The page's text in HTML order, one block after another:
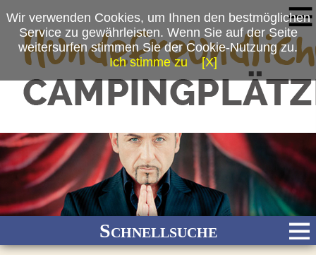
Schnellsuche
Wir verwenden Cookies, um Ihnen den bestmöglichen
Service zu gewährleisten. Wenn Sie auf der Seite
weitersurfen stimmen Sie der Cookie-Nutzung zu.
Ich stimme zu
[X]